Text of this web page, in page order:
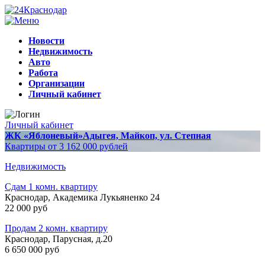
Новости
Недвижимость
Авто
Работа
Организации
Личный кабинет
Личный кабинет
ЖК «Яблоневый»Адыгея, Майкоп, ул. Степная
Квартиры от 3 162 000 рублей
Недвижимость
Сдам 1 комн. квартиру
Краснодар, Академика Лукьяненко 24
22 000 руб
Продам 2 комн. квартиру
Краснодар, Парусная, д.20
6 650 000 руб